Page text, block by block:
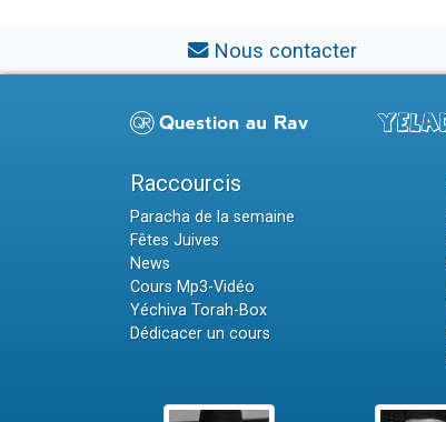
Nous contacter
Raccourcis
Paracha de la semaine
Fêtes Juives
News
Cours Mp3-Vidéo
Yéchiva Torah-Box
Dédicacer un cours